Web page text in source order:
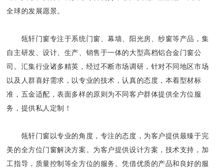
全球的发展愿景。
瓴轩门窗专注于系统门窗、幕墙、阳光房、纱窗等产品，集
自主研发、设计、生产、销售于一体的大型高档铝合金门窗公
司。汇集行业诸多精英，经过不断市场调研，针对不同地区市场
以及人群喜好需求，以专业的技术，认真的态度，本着型材标
准，五金适配，表面多样的原则为不同客户群体提供全方位服
务，提供私人定制！
瓴轩门窗以专业的角度，专注的态度，为客户提供最臻于完
美的全方位门窗解决方案。为客户提供设计方案，技术支持，加
工指导，质量控制等全方位的服务。凭借优质的产品和良好的服